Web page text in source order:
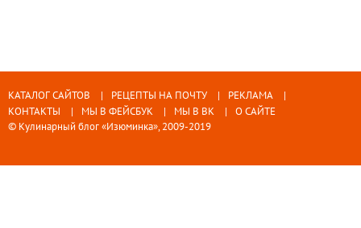
КАТАЛОГ САЙТОВ РЕЦЕПТЫ НА ПОЧТУ
РЕКЛАМА
КОНТАКТЫ
МЫ В ФЕЙСБУК МЫ В ВК
О САЙТЕ
© Кулинарный блог «Изюминка», 2009-2019